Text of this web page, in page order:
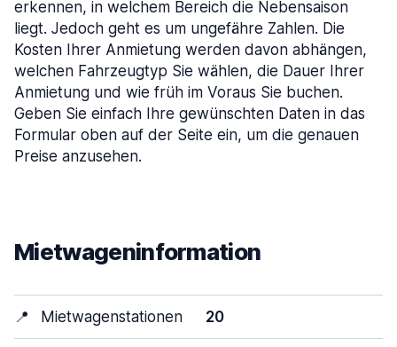
erkennen, in welchem Bereich die Nebensaison
liegt. Jedoch geht es um ungefähre Zahlen. Die
Kosten Ihrer Anmietung werden davon abhängen,
welchen Fahrzeugtyp Sie wählen, die Dauer Ihrer
Anmietung und wie früh im Voraus Sie buchen.
Geben Sie einfach Ihre gewünschten Daten in das
Formular oben auf der Seite ein, um die genauen
Preise anzusehen.
Mietwageninformation
📍 Mietwagenstationen 20